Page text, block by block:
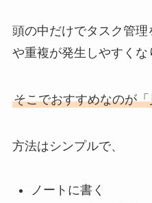
頭の中だけでタスク管
や重複が発生しやすくな
そこでおすすめなのが
方法はシンプルで、
ノートに書く